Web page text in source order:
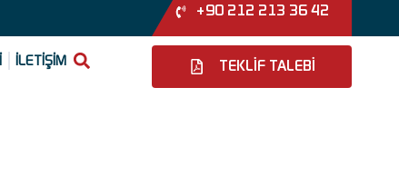
+90 212 213 36 42
İLETİŞİM TEKLİF TALEBİ